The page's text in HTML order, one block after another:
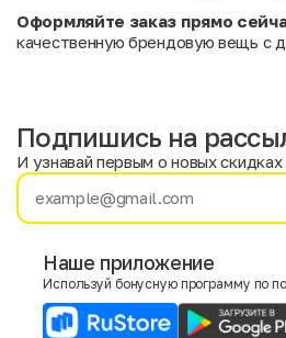
Оформляйте заказ прямо
качественную брендовую вещь с
Имя
E-mail
Подпишись на
И узнавай первым о новых скидках
Наше приложение
Используй бонусную программу по